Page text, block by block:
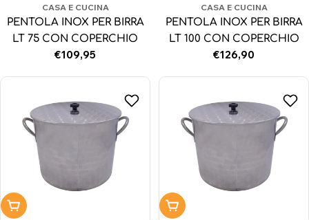
CASA E CUCINA
PENTOLA INOX PER BIRRA
LT 75 CON COPERCHIO
Prezzo
€109,95
CASA E CUCINA
PENTOLA INOX PER BIRRA
LT 100 CON COPERCHIO
Prezzo
€126,90
Aggiungi al carrello Aggiungi al carrello